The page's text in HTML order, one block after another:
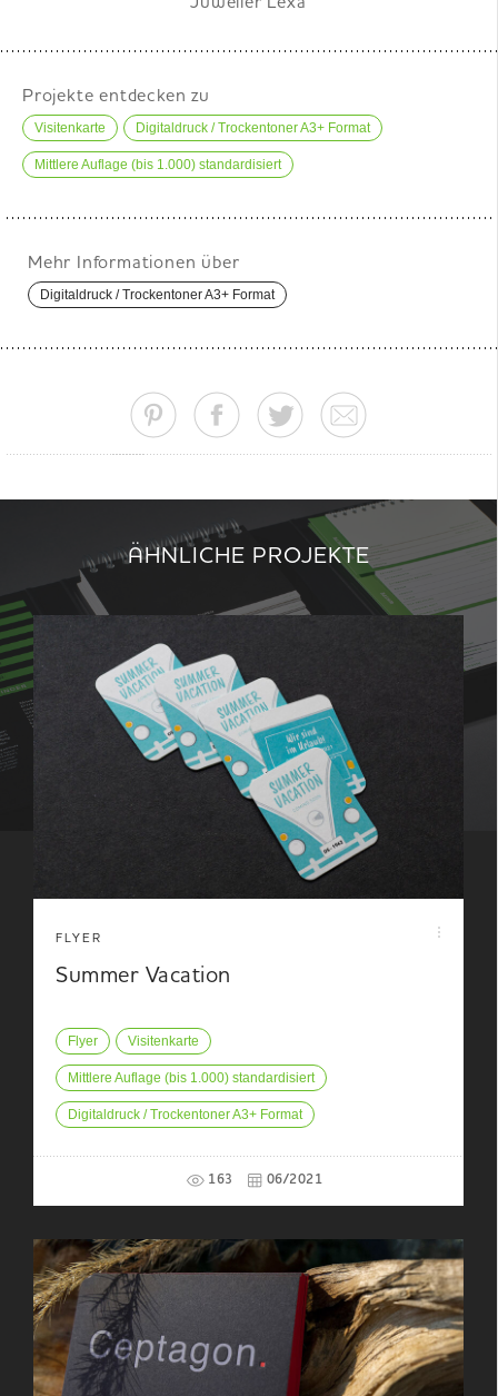
Projekte entdecken zu
Visitenkarte Digitaldruck / Trockentoner A3+ Format
Mittlere Auflage (bis 1.000) standardisiert
Mehr Informationen über
Digitaldruck / Trockentoner A3+ Format
ÄHNLICHE PROJEKTE
FLYER
Summer Vacation
Flyer Visitenkarte
Mittlere Auflage (bis 1.000) standardisiert
Digitaldruck / Trockentoner A3+ Format
163 06/2021